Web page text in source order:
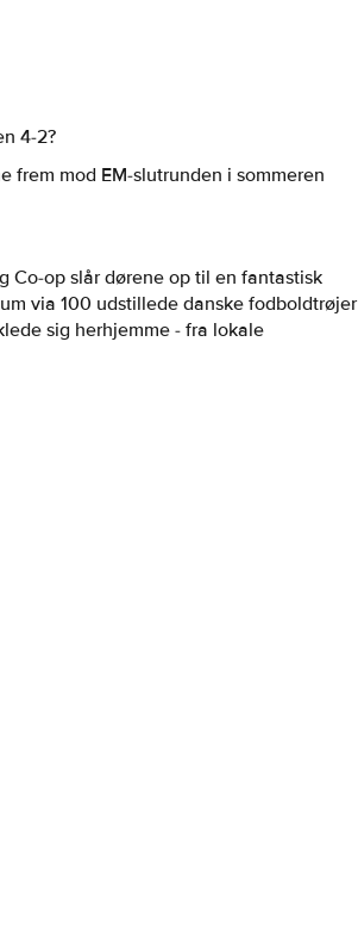
4-2?
frem mod EM-slutrunden i sommeren
Co-op slår dørene op til en fantastisk
via 100 udstillede danske fodboldtrøjer
sig herhjemme - fra lokale